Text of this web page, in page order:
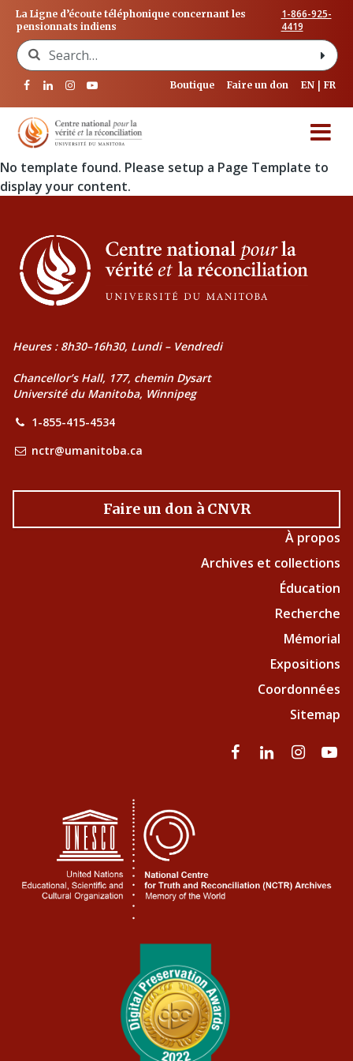
La Ligne d’écoute téléphonique concernant les
pensionnats indiens
1-866-925-
4419
Search for:
Boutique Faire un don EN FR
No template found. Please setup a Page Template to
display your content.
Heures : 8h30–16h30, Lundi – Vendredi
Chancellor’s Hall, 177, chemin Dysart
Université du Manitoba, Winnipeg
1-855-415-4534
nctr@umanitoba.ca
Faire un don à CNVR
À propos
Archives et collections
Éducation
Recherche
Mémorial
Expositions
Coordonnées
Sitemap